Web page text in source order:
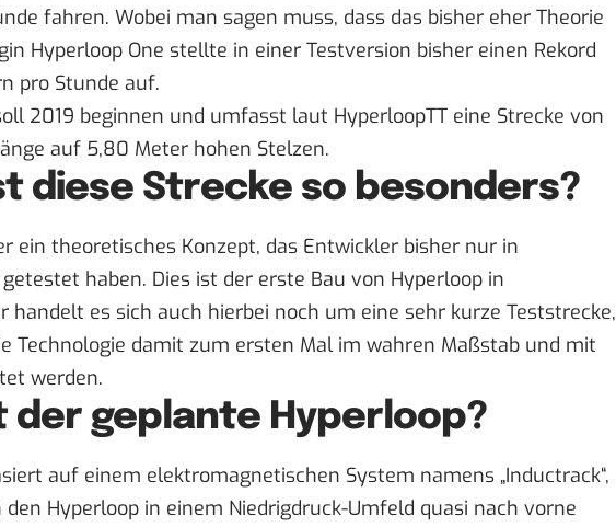
fahren. Wobei man sagen muss, dass das bisher eher Theorie
Hyperloop One stellte in einer Testversion bisher einen Rekord
pro Stunde auf.
2019 beginnen und umfasst laut HyperloopTT eine Strecke von
auf 5,80 Meter hohen Stelzen.
diese Strecke so besonders?
ein theoretisches Konzept, das Entwickler bisher nur in
haben. Dies ist der erste Bau von Hyperloop in
handelt es sich auch hierbei noch um eine sehr kurze Teststrecke,
Technologie damit zum ersten Mal im wahren Maßstab und mit
werden.
der geplante Hyperloop?
auf einem elektromagnetischen System namens „Inductrack“,
Hyperloop in einem Niedrigdruck-Umfeld quasi nach vorne